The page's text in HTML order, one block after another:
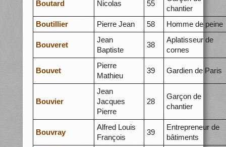
Boutard Nicolas 55
chantier
Boutillier
Pierre Jean 58 Homme de peine
Bouveret
Jean
Baptiste
38
Aplatisseur de
cornes
Bouvet
Pierre
Mathieu
39 Gardien de Paris
Bouvier
Jean
Jacques
Pierre
28
Garçon de
chantier
Bouvray
Alfred Louis
François
39
Entrepreneur de
bâtiments